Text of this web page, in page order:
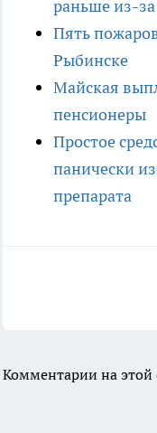
раньше из-
Пять
Рыбинске
Майская
пенсионеры
Простое
панически
препарата
Комментарии на